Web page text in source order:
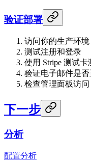
验证部署
访问你的生产环境
测试注册和登录
使用 Stripe 测试
验证电子邮件是
检查管理面板访问
下一步
分析
配置分析